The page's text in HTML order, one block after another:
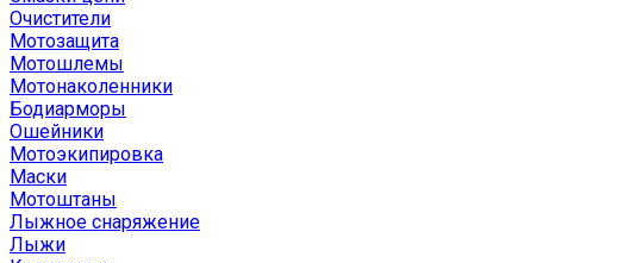
Очистители
Мотозащита
Мотошлемы
Мотонаколенники
Бодиарморы
Ошейники
Мотоэкипировка
Маски
Мотоштаны
Лыжное снаряжение
Лыжи